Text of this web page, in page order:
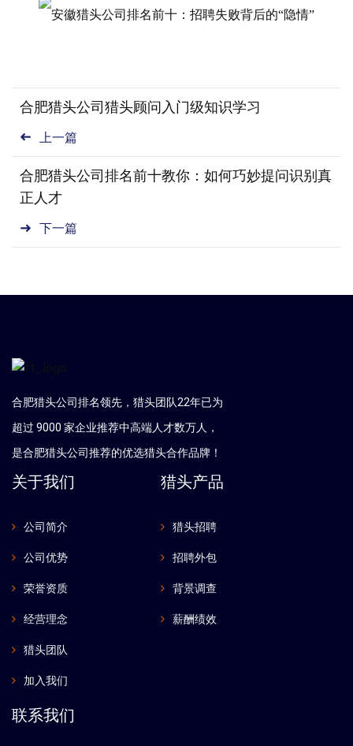
上一篇
合肥猎头公司猎头顾问入门级知识学习
下一篇
​合肥猎头公司排名前十教你：如何巧妙提问识别真
正人才
合肥猎头公司排名领先，猎头团队22年已为
超过 9000 家企业推荐中高端人才数万人，
是合肥猎头公司推荐的优选猎头合作品牌！
关于我们
公司简介
公司优势
荣誉资质
经营理念
猎头团队
加入我们
猎头产品
猎头招聘
招聘外包
背景调查
薪酬绩效
联系我们